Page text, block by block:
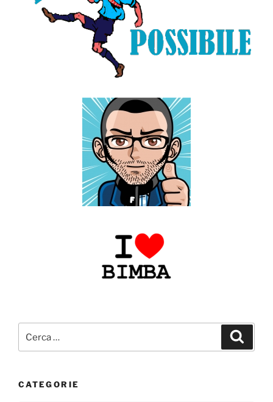
CATEGORIE